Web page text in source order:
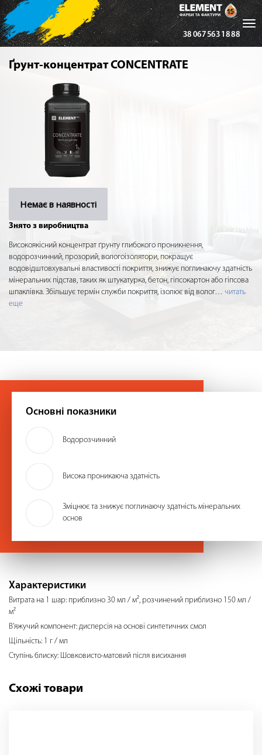
38 067 563 18 88
Ґрунт-концентрат CONCENTRATE
Немає в наявності
Знято з виробництва
Високоякісний концентрат ґрунту глибокого проникнення,
водорозчинний, прозорий, вологоізолятори, покращує
водовідштовхувальні властивості покриття, знижує поглинаючу здатність
мінеральних підстав, таких як штукатурка, бетон, гіпсокартон або гіпсова
шпаклівка. Збільшує термін служби покриття, ізолює від волог… читать
еще
Основні показники
Водорозчинний
Висока проникаюча здатність
Зміцнює та знижує поглинаючу здатність мінеральних
основ
Характеристики
Витрата на 1 шар: приблизно 30 мл / м², розчинений приблизно 150 мл /
м²
В'яжучий компонент: дисперсія на основі синтетичних смол
Щільність: 1 г / мл
Ступінь блиску: Шовковисто-матовий після висихання
Схожі товари